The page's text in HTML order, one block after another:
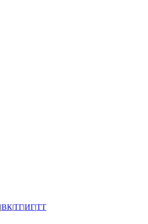
|ВК|ТГ|ИГ|ТТ